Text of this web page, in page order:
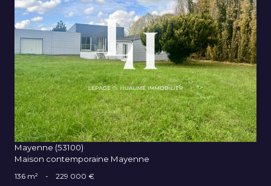
VOIR LE BIEN
Mayenne (53100)
Maison contemporaine Mayenne
136 m² - 229 000 €